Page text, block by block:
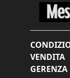
VENDITA
GERENZA